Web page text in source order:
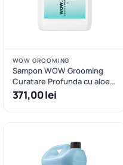
WOW GROOMING
Sampon WOW Grooming
Curatare Profunda cu aloe
si avocado 1:32 - 5 L
371,00 lei